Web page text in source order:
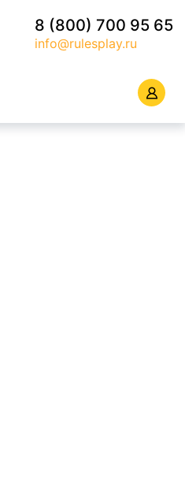
8 (800) 700 95 65
info@rulesplay.ru